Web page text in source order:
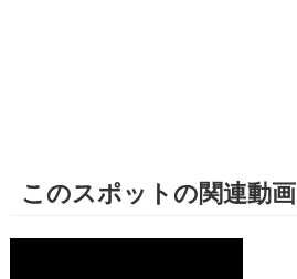
このスポットの関連動画